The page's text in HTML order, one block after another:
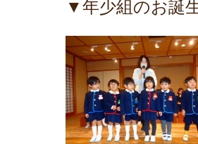
▼年少組のお誕